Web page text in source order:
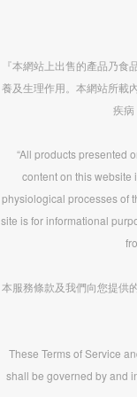
『本網站上出售的產品乃
養及生理作用。本網站所載
疾病
“All products presented
content on this website
physiological processes of
site is for informational
本服務條款及我們向您提供
These Terms of Service
shall be governed by and